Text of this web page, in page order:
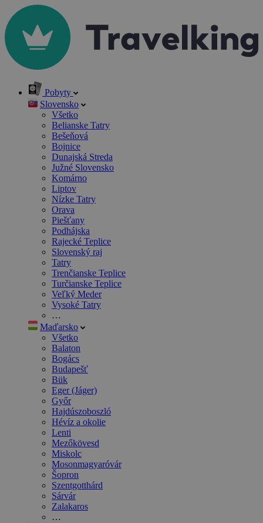
Pobyty
Slovensko
Všetko
Belianske Tatry
Bešeňová
Bojnice
Dunajská Streda
Južné Slovensko
Komárno
Liptov
Nízke Tatry
Orava
Piešťany
Podhájska
Rajecké Teplice
Slovenský raj
Tatry
Trenčianske Teplice
Turčianske Teplice
Veľký Meder
Vysoké Tatry
…
Maďarsko
Všetko
Balaton
Bogács
Budapešť
Bük
Eger (Jáger)
Győr
Hajdúszoboszló
Hévíz a okolie
Lenti
Mezőkövesd
Miskolc
Mosonmagyaróvár
Šopron
Szentgotthárd
Sárvár
Zalakaros
…